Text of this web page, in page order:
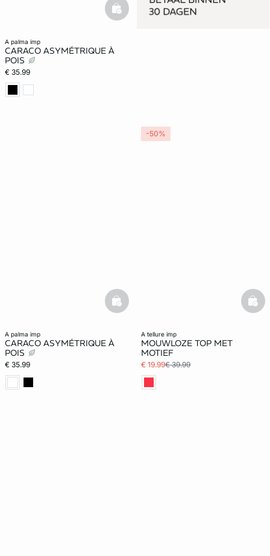
a palma imp
CARACO ASYMÉTRIQUE À
POIS
€ 35.99
basketfull
a palma imp
CARACO ASYMÉTRIQUE À
POIS
€ 35.99
basketfull
a tellure imp
MOUWLOZE TOP MET
MOTIEF
€ 19.99€ 39.99
-50%